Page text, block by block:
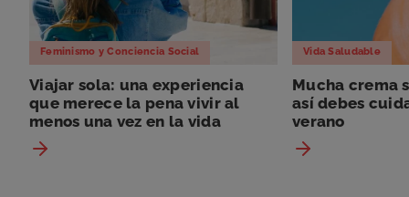
Feminismo y Conciencia Social
Viajar sola: una experiencia
que merece la pena vivir al
menos una vez en la vida
Vida Saludable
Mucha crema
así debes
verano